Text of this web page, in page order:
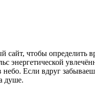
чтобы определить
энергетической
Если вдруг
душе.